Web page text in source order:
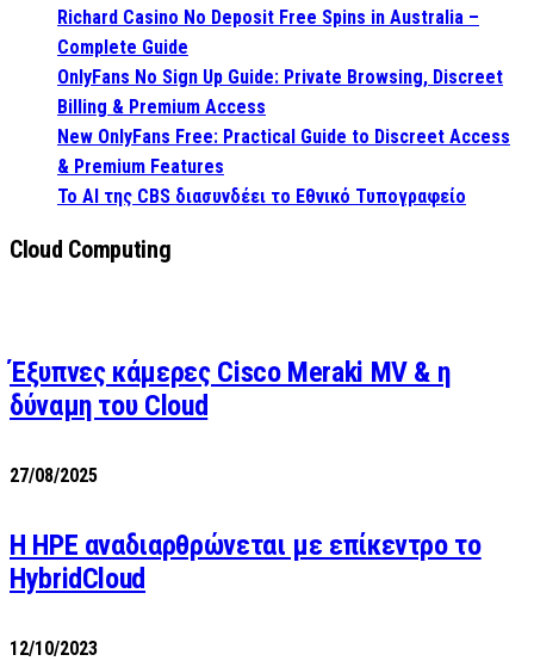
Richard Casino No Deposit Free Spins in Australia –
Complete Guide
OnlyFans No Sign Up Guide: Private Browsing, Discreet
Billing & Premium Access
New OnlyFans Free: Practical Guide to Discreet Access
& Premium Features
Το AI της CBS διασυνδέει το Εθνικό Τυπογραφείο
Cloud Computing
Έξυπνες κάμερες Cisco Meraki MV & η
δύναμη του Cloud
27/08/2025
H HPE αναδιαρθρώνεται με επίκεντρο το
HybridCloud
12/10/2023